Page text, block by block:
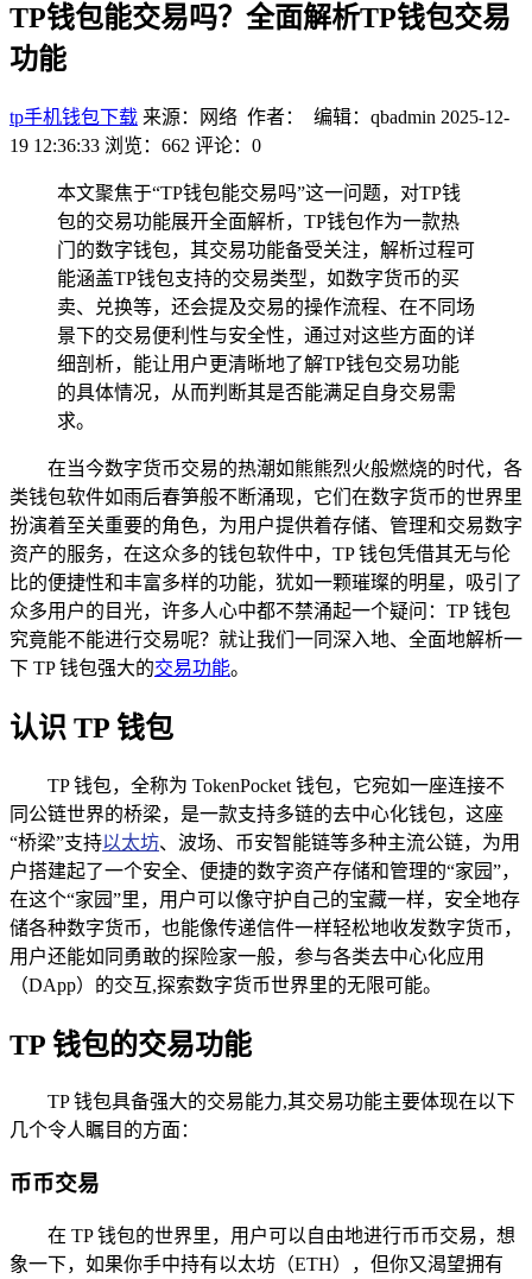
TP钱包能交易吗？全面解析TP钱包交易
功能
tp手机钱包下载 来源：网络 作者： 编辑：qbadmin 2025-12-
19 12:36:33 浏览：662 评论：0
本文聚焦于“TP钱包能交易吗”这一问题，对TP钱
包的交易功能展开全面解析，TP钱包作为一款热
门的数字钱包，其交易功能备受关注，解析过程可
能涵盖TP钱包支持的交易类型，如数字货币的买
卖、兑换等，还会提及交易的操作流程、在不同场
景下的交易便利性与安全性，通过对这些方面的详
细剖析，能让用户更清晰地了解TP钱包交易功能
的具体情况，从而判断其是否能满足自身交易需
求。
在当今数字货币交易的热潮如熊熊烈火般燃烧的时代，各
类钱包软件如雨后春笋般不断涌现，它们在数字货币的世界里
扮演着至关重要的角色，为用户提供着存储、管理和交易数字
资产的服务，在这众多的钱包软件中，TP 钱包凭借其无与伦
比的便捷性和丰富多样的功能，犹如一颗璀璨的明星，吸引了
众多用户的目光，许多人心中都不禁涌起一个疑问：TP 钱包
究竟能不能进行交易呢？就让我们一同深入地、全面地解析一
下 TP 钱包强大的交易功能。
认识 TP 钱包
TP 钱包，全称为 TokenPocket 钱包，它宛如一座连接不
同公链世界的桥梁，是一款支持多链的去中心化钱包，这座
“桥梁”支持以太坊、波场、币安智能链等多种主流公链，为用
户搭建起了一个安全、便捷的数字资产存储和管理的“家园”，
在这个“家园”里，用户可以像守护自己的宝藏一样，安全地存
储各种数字货币，也能像传递信件一样轻松地收发数字货币，
用户还能如同勇敢的探险家一般，参与各类去中心化应用
（DApp）的交互,探索数字货币世界里的无限可能。
TP 钱包的交易功能
TP 钱包具备强大的交易能力,其交易功能主要体现在以下
几个令人瞩目的方面：
币币交易
在 TP 钱包的世界里，用户可以自由地进行币币交易，想
象一下，如果你手中持有以太坊（ETH），但你又渴望拥有